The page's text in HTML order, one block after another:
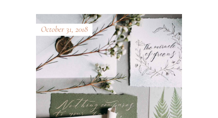
October 31, 2018